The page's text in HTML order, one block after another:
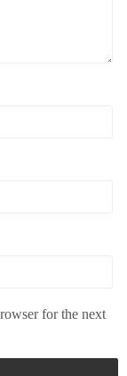
for the next